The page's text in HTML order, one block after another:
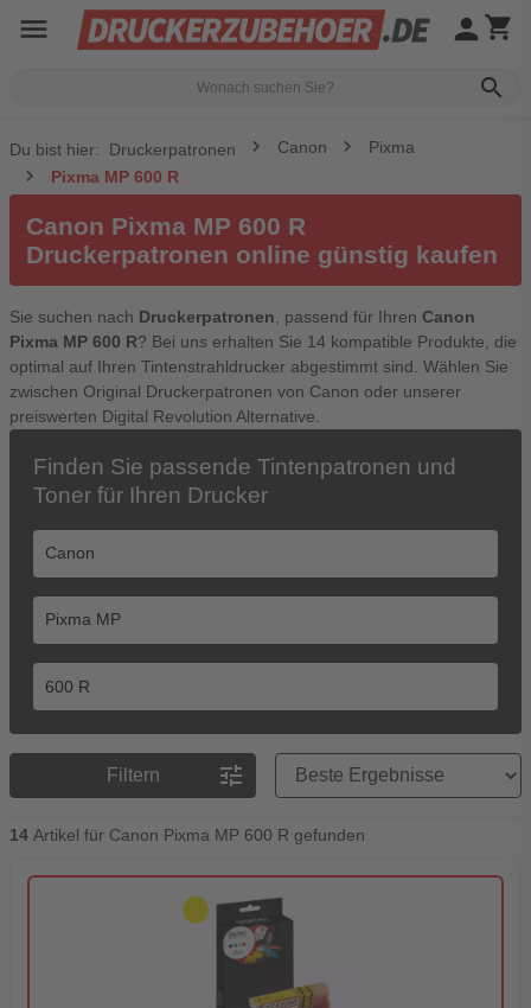
menu
search
person shopping_cart
Du bist hier: Druckerpatronen Canon
Pixma
Pixma MP 600 R
Canon Pixma MP 600 R
Druckerpatronen online günstig kaufen
Sie suchen nach Druckerpatronen, passend für Ihren Canon
Pixma MP 600 R? Bei uns erhalten Sie 14 kompatible Produkte, die
optimal auf Ihren Tintenstrahldrucker abgestimmt sind. Wählen Sie
zwischen Original Druckerpatronen von Canon oder unserer
preiswerten Digital Revolution Alternative.
Finden Sie passende Tintenpatronen und
Toner für Ihren Drucker
Filtern tune
Preisreihenfolge
14 Artikel für Canon Pixma MP 600 R gefunden